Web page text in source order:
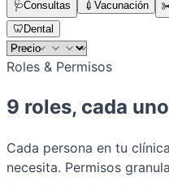
🩺Consultas 💉 Vacunación
🦷 Dental
Roles & Permisos
9 roles, cada
Cada persona en tu
necesita. Permisos